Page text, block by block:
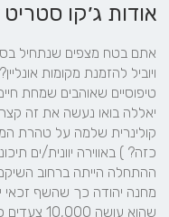
אודות ג׳קו סטריט | Jacko Street